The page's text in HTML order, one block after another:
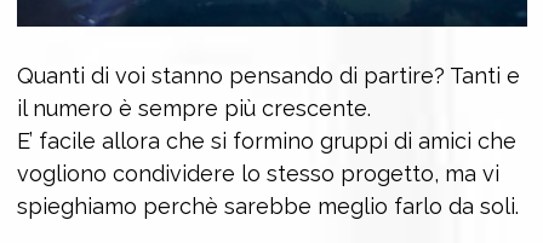
Quanti di voi stanno pensando di partire? Tanti e
il numero è sempre più crescente.
E’ facile allora che si formino gruppi di amici che
vogliono condividere lo stesso progetto, ma vi
spieghiamo perchè sarebbe meglio farlo da soli.